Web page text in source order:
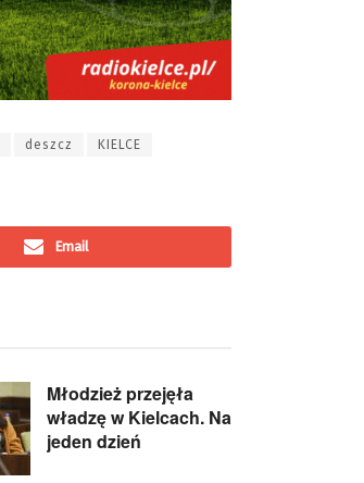
deszcz KIELCE
Email
Młodzież przejęła
władzę w Kielcach. Na
jeden dzień